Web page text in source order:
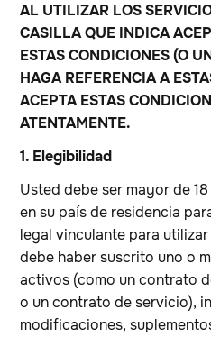
AL UTILIZAR LOS
CASILLA QUE INDICA
ESTAS CONDICIONES (O
HAGA REFERENCIA A
ACEPTA ESTAS
ATENTAMENTE.
1. Elegibilidad
Usted debe ser mayor de
en su país de residencia
legal vinculante para
debe haber suscrito uno o
activos (como un contrato
o un contrato de servicio),
modificaciones,